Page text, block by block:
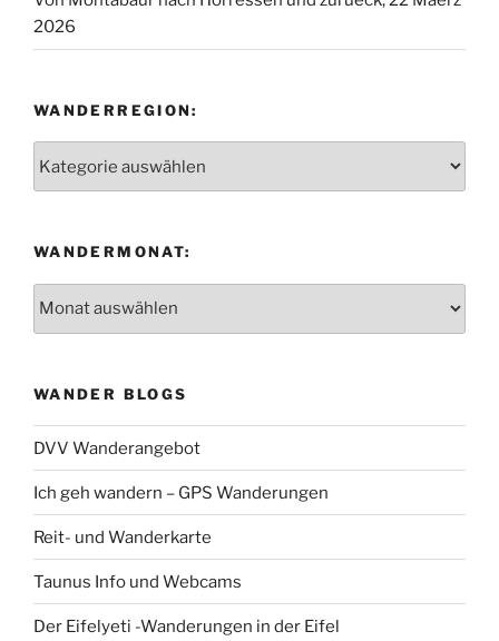
2026
WANDERREGION:
WANDERMONAT:
WANDER BLOGS
DVV Wanderangebot
Ich geh wandern – GPS Wanderungen
Reit- und Wanderkarte
Taunus Info und Webcams
Der Eifelyeti -Wanderungen in der Eifel